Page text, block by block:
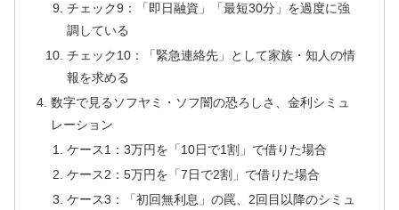
チェック9：「即日融資」「最短30分」を過度に強
調している
チェック10：「緊急連絡先」として家族・知人の情
報を求める
数字で見るソフヤミ・ソフ闇の恐ろしさ、金利シミュ
レーション
ケース1：3万円を「10日で1割」で借りた場合
ケース2：5万円を「7日で2割」で借りた場合
ケース3：「初回無利息」の罠、2回目以降のシミュ